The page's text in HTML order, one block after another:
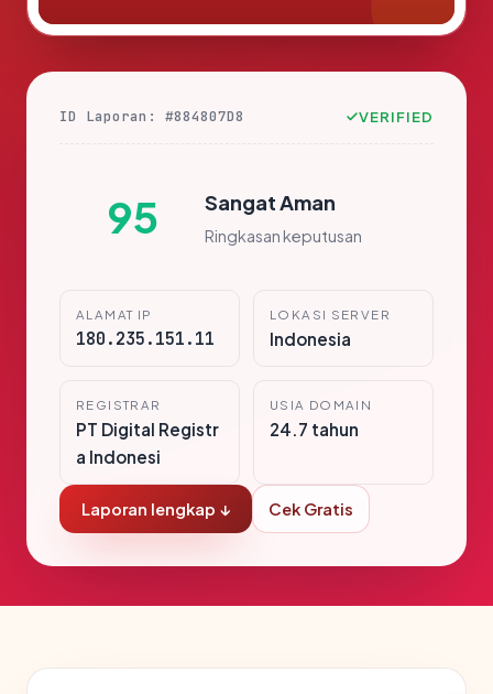
ID Laporan: #884807D8 VERIFIED
95 Sangat Aman
Ringkasan keputusan
ALAMAT IP
180.235.151.11
LOKASI SERVER
Indonesia
REGISTRAR
PT Digital Registr
a Indonesi
USIA DOMAIN
24.7 tahun
Laporan lengkap ↓ Cek Gratis